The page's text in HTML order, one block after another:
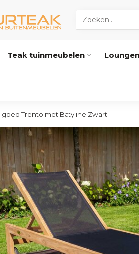
Teak tuinmeubelen
Trento met Batyline Zwart